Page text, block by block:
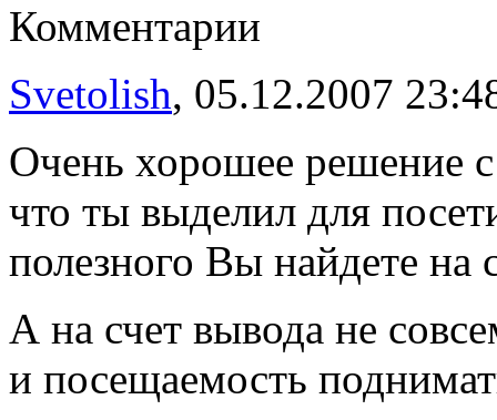
Комментарии
Svetolish, 05.12.2007
Очень хорошее решение
что ты выделил для
полезного Вы найдете на
А на счет вывода не
и посещаемость